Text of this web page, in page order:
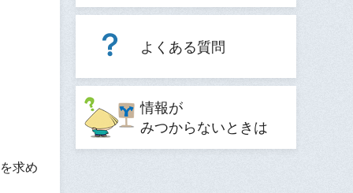
求め
よくある質問
情報が
みつからないときは